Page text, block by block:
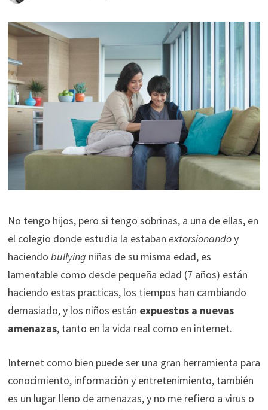
No tengo hijos, pero si tengo sobrinas, a una de ellas, en
el colegio donde estudia la estaban extorsionandoy
haciendo bullying niñas de su misma edad, es
lamentable como desde pequeña edad (7 años) están
haciendo estas practicas, los tiempos han cambiando
demasiado, y los niños están expuestos a nuevas
amenazas, tanto en la vida real como en internet.
Internet como bien puede ser una gran herramienta para
conocimiento, información y entretenimiento, también
es un lugar lleno de amenazas, y no me refiero a virus o